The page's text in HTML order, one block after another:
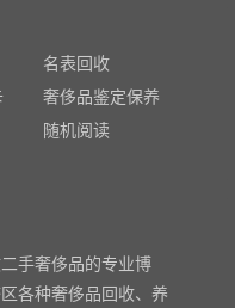
名表回收
奢侈品鉴定保养
随机阅读
手奢侈品的专业博
各种奢侈品回收、养